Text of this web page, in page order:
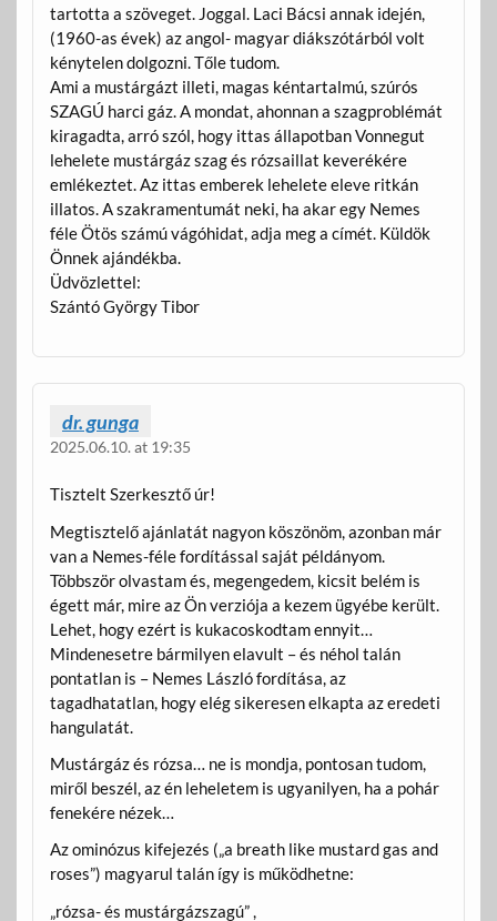
tartotta a szöveget. Joggal. Laci Bácsi annak idején,
(1960-as évek) az angol- magyar diákszótárból volt
kénytelen dolgozni. Tőle tudom.
Ami a mustárgázt illeti, magas kéntartalmú, szúrós
SZAGÚ harci gáz. A mondat, ahonnan a szagproblémát
kiragadta, arró szól, hogy ittas állapotban Vonnegut
lehelete mustárgáz szag és rózsaillat keverékére
emlékeztet. Az ittas emberek lehelete eleve ritkán
illatos. A szakramentumát neki, ha akar egy Nemes
féle Ötös számú vágóhidat, adja meg a címét. Küldök
Önnek ajándékba.
Üdvözlettel:
Szántó György Tibor
dr. gunga
2025.06.10. at 19:35
Tisztelt Szerkesztő úr!
Megtisztelő ajánlatát nagyon köszönöm, azonban már
van a Nemes-féle fordítással saját példányom.
Többször olvastam és, megengedem, kicsit belém is
égett már, mire az Ön verziója a kezem ügyébe került.
Lehet, hogy ezért is kukacoskodtam ennyit…
Mindenesetre bármilyen elavult – és néhol talán
pontatlan is – Nemes László fordítása, az
tagadhatatlan, hogy elég sikeresen elkapta az eredeti
hangulatát.
Mustárgáz és rózsa… ne is mondja, pontosan tudom,
miről beszél, az én leheletem is ugyanilyen, ha a pohár
fenekére nézek…
Az ominózus kifejezés („a breath like mustard gas and
roses”) magyarul talán így is működhetne:
„rózsa- és mustárgázszagú” ,